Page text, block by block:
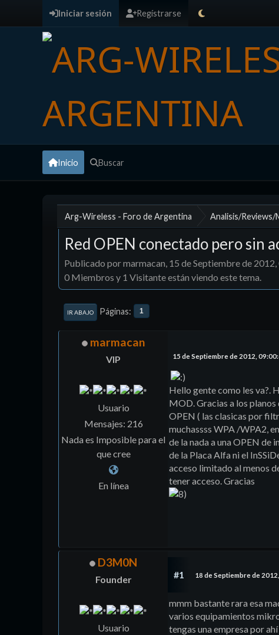
Iniciar sesión Regístrarse
Inicio Buscar
Arg-Wireless - Foro de Argentina Analisis/
Red OPEN conectado pero sin
Publicado por marmacan, 15 de Septiembre de
0 Miembros y 1 Visitante están viendo este tema.
IR ABAJO Páginas 1
marmacan
VIP
Usuario
Mensajes: 216
Nada es Imposible para el
que cree
En línea
15 de Septiembre de 2012,
Hello gente como les va?.
MOD. Gracias a los
OPEN ( las clasicas por
muchassss WPA /WPA2,
de la nada a una OPEN de
de la Placa Alfa ni el
acceso limitado al menos
tener acceso. Gracias
D3M0N
Founder
Usuario
#1 18 de Septiembre de
mmm bastante rara esa
varios equipamientos
tengas una empresa por